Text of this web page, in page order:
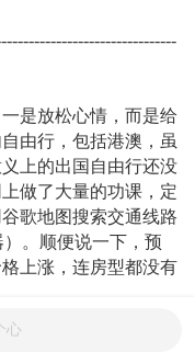
是放松心情，而是给
由行，包括港澳，虽
上的出国自由行还没
做了大量的功课，定
歌地图搜索交通线路
）。顺便说一下，预
上涨，连房型都没有
三个人来回票价近五
重。
心